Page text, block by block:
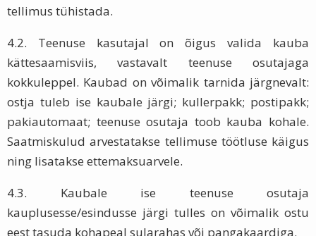
tellimus tühistada.
4.2. Teenuse kasutajal on õigus valida kauba
kättesaamisviis, vastavalt teenuse osutajaga
kokkuleppel. Kaubad on võimalik tarnida järgnevalt:
ostja tuleb ise kaubale järgi; kullerpakk; postipakk;
pakiautomaat; teenuse osutaja toob kauba kohale.
Saatmiskulud arvestatakse tellimuse töötluse käigus
ning lisatakse ettemaksuarvele.
4.3. Kaubale ise teenuse osutaja
kauplusesse/esindusse järgi tulles on võimalik ostu
eest tasuda kohapeal sularahas või pangakaardiga.